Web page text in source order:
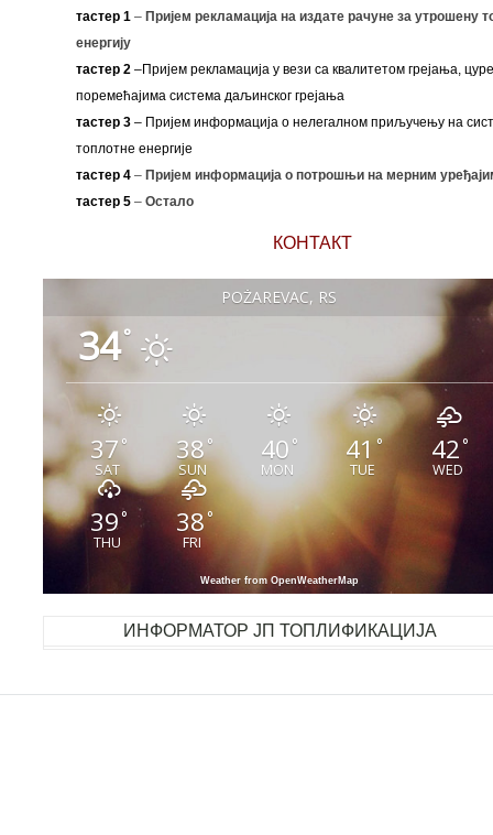
тастер 1–Пријем рекламација на издате рачуне за утрошену
енергију
тастер 2–Пријем рекламација у вези са квалитетом грејања,
поремећајима система даљинског грејања
тастер 3– Пријем информација о нелегалном приључењу на
топлотне енергије
тастер 4 – Пријем информација о потрошњи на мерним
тастер 5 – Остало
КОНТАКТ
POŽAREVAC, RS
34°
37°
SAT
38°
SUN
40 °
MON
41°
TUE
42°
WED
39°
THU
38°
FRI
Weather from OpenWeatherMap
ИНФОРМАТОР ЈП ТОПЛИФИКАЦИЈА